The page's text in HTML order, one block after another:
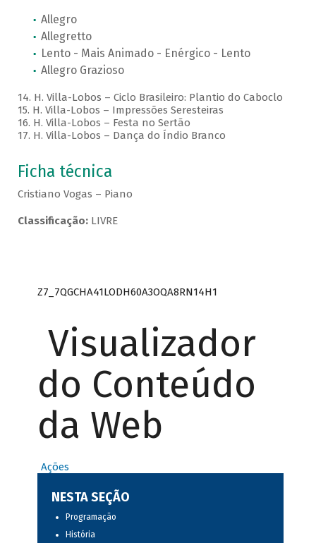
Allegro
Allegretto
Lento - Mais Animado - Enérgico - Lento
Allegro Grazioso
14. H. Villa-Lobos – Ciclo Brasileiro: Plantio do Caboclo
15. H. Villa-Lobos – Impressões Seresteiras
16. H. Villa-Lobos – Festa no Sertão
17. H. Villa-Lobos – Dança do Índio Branco
Ficha técnica
Cristiano Vogas – Piano
Classificação:LIVRE
Z7_7QGCHA41LODH60A3OQA8RN14H1
Visualizador
do Conteúdo
da Web
Ações
NESTA SEÇÃO
Programação
História